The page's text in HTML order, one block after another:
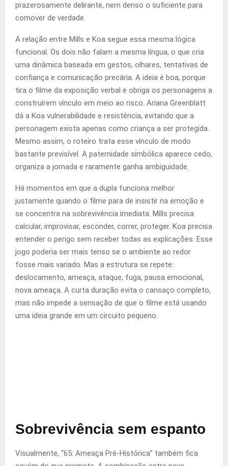
prazerosamente delirante, nem denso o suficiente para
comover de verdade.
A relação entre Mills e Koa segue essa mesma lógica
funcional. Os dois não falam a mesma língua, o que cria
uma dinâmica baseada em gestos, olhares, tentativas de
confiança e comunicação precária. A ideia é boa, porque
tira o filme da exposição verbal e obriga os personagens a
construírem vínculo em meio ao risco. Ariana Greenblatt
dá a Koa vulnerabilidade e resistência, evitando que a
personagem exista apenas como criança a ser protegida.
Mesmo assim, o roteiro trata esse vínculo de modo
bastante previsível. A paternidade simbólica aparece cedo,
organiza a jornada e raramente ganha ambiguidade.
Há momentos em que a dupla funciona melhor
justamente quando o filme para de insistir na emoção e
se concentra na sobrevivência imediata. Mills precisa
calcular, improvisar, esconder, correr, proteger. Koa precisa
entender o perigo sem receber todas as explicações. Esse
jogo poderia ser mais tenso se o ambiente ao redor
fosse mais variado. Mas a estrutura se repete:
deslocamento, ameaça, ataque, fuga, pausa emocional,
nova ameaça. A curta duração evita o cansaço completo,
mas não impede a sensação de que o filme está usando
uma ideia grande em um circuito pequeno.
Sobrevivência sem espanto
Visualmente, “65: Ameaça Pré-Histórica” também fica